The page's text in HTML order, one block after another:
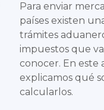
Para enviar
países existen
trámites
impuestos que
conocer. En este
explicamos qué
calcularlos.